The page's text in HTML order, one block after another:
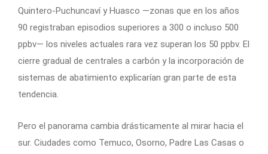
Quintero-Puchuncaví y Huasco —zonas que en los años
90 registraban episodios superiores a 300 o incluso 500
ppbv— los niveles actuales rara vez superan los 50 ppbv. El
cierre gradual de centrales a carbón y la incorporación de
sistemas de abatimiento explicarían gran parte de esta
tendencia.
Pero el panorama cambia drásticamente al mirar hacia el
sur. Ciudades como Temuco, Osorno, Padre Las Casas o